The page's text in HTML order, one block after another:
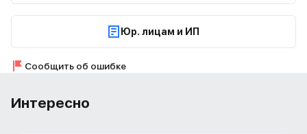
Юр. лицам и ИП
Сообщить об ошибке
Интересно